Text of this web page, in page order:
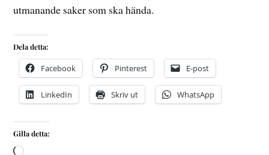
utmanande saker som ska hända.
Dela detta:
Facebook Pinterest E-post
LinkedIn Skriv ut WhatsApp
Gilla detta: